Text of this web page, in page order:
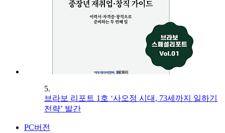
5.
브라보 리포트 1호 ‘사오정 시대, 73세까지 일하기
전략’ 발간
PC버전